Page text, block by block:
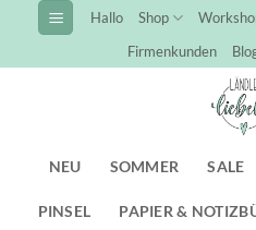
Inhalt
springen
Hallo Shop
Firmenkunden
NEU SOMMER SALE
PINSEL PAPIER &